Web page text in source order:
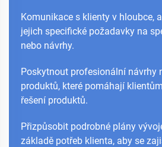
Komunikace s klienty v hloubce,
jejich specifické požadavky na
nebo návrhy.
Poskytnout profesionální návrhy
produktů, které pomáhají
řešení produktů.
Přizpůsobit podrobné plány
základě potřeb klienta, aby se